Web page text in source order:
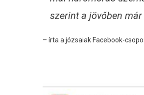
szerint a jövőben
– írta a józsaiak Facebook-